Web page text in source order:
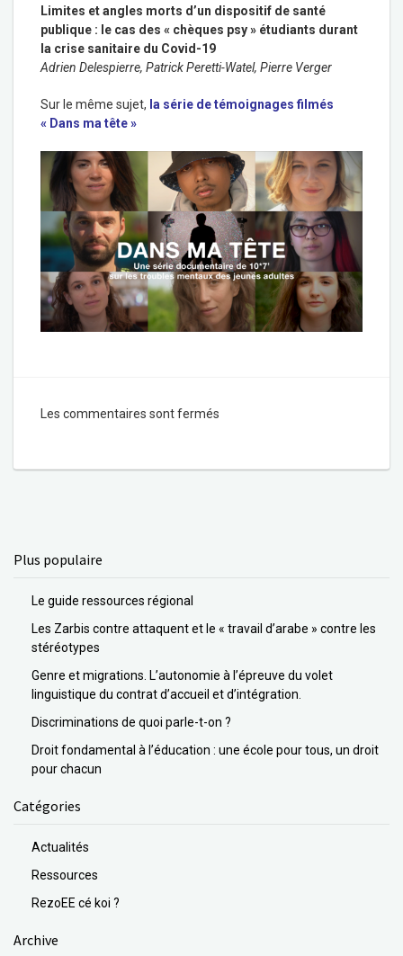
Limites et angles morts d’un dispositif de santé
publique : le cas des « chèques psy » étudiants durant
la crise sanitaire du Covid-19
Adrien Delespierre, Patrick Peretti-Watel, Pierre Verger
Sur le même sujet, la série de témoignages filmés
« Dans ma tête »
Les commentaires sont fermés
Plus populaire
Le guide ressources régional
Les Zarbis contre attaquent et le « travail d’arabe » contre les
stéréotypes
Genre et migrations. L’autonomie à l’épreuve du volet
linguistique du contrat d’accueil et d’intégration.
Discriminations de quoi parle-t-on ?
Droit fondamental à l’éducation : une école pour tous, un droit
pour chacun
Catégories
Actualités
Ressources
RezoEE cé koi ?
Archive